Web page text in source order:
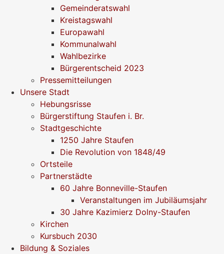
Gemeinderatswahl
Kreistagswahl
Europawahl
Kommunalwahl
Wahlbezirke
Bürgerentscheid 2023
Pressemitteilungen
Unsere Stadt
Hebungsrisse
Bürgerstiftung Staufen i. Br.
Stadtgeschichte
1250 Jahre Staufen
Die Revolution von 1848/49
Ortsteile
Partnerstädte
60 Jahre Bonneville-Staufen
Veranstaltungen im Jubiläumsjahr
30 Jahre Kazimierz Dolny-Staufen
Kirchen
Kursbuch 2030
Bildung & Soziales